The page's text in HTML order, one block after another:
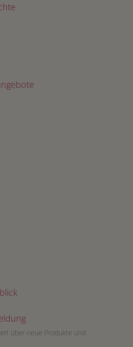
über neue Produkte und